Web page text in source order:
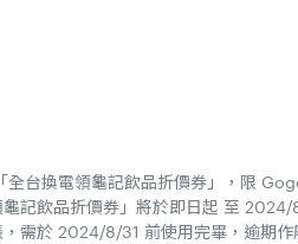
台換電領龜記飲品折價券」，限
記飲品折價券」將於即日起 至
需於 2024/8/31 前使用完畢，逾期作